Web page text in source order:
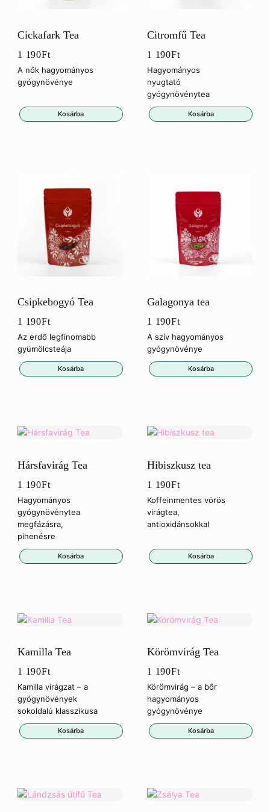
Cickafark Tea
1 190Ft
A nők hagyományos
gyógynövénye
Kosárba
Citromfű Tea
1 190Ft
Hagyományos
nyugtató
gyógynövénytea
Kosárba
Csipkebogyó Tea
1 190Ft
Az erdő legfinomabb
gyümölcsteája
Kosárba
Galagonya tea
1 190Ft
A szív hagyományos
gyógynövénye
Kosárba
Hársfavirág Tea
1 190Ft
Hagyományos
gyógynövénytea
megfázásra,
pihenésre
Kosárba
Hibiszkusz tea
1 190Ft
Koffeinmentes vörös
virágtea,
antioxidánsokkal
Kosárba
Kamilla Tea
1 190Ft
Kamilla virágzat – a
gyógynövények
sokoldalú klasszikusa
Kosárba
Körömvirág Tea
1 190Ft
Körömvirág – a bőr
hagyományos
gyógynövénye
Kosárba